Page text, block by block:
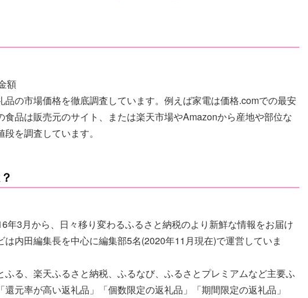
額
品の市場価格を徹底調査しています。例えば家電は価格.comでの最安
食品は販売元のサイト、または楽天市場やAmazonから産地や部位な
を調査しています。
年3月から、日々移り変わるふるさと納税のより新鮮な情報をお届け
内田編集長を中心に編集部5名(2020年11月現在)で運営していま
ふる、楽天ふるさと納税、ふるなび、ふるさとプレミアムなど主要ふ
元率が高い返礼品」「個数限定の返礼品」「期間限定の返礼品」